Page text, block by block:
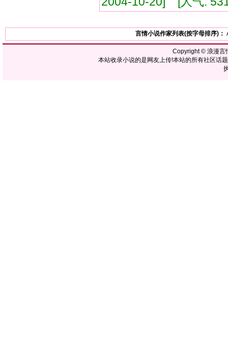
言情小说作家列表(按字母排序)：
Copyright © 浪漫言
本站收录小说的是网友上传!本站的所有社区话